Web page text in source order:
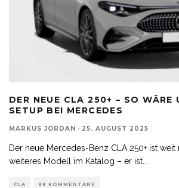
DER NEUE CLA 250+ – SO WÄRE
SETUP BEI MERCEDES
MARKUS JORDAN · 25. AUGUST 2025
Der neue Mercedes-Benz CLA 250+ ist weit
weiteres Modell im Katalog – er ist
CLA 88 KOMMENTARE